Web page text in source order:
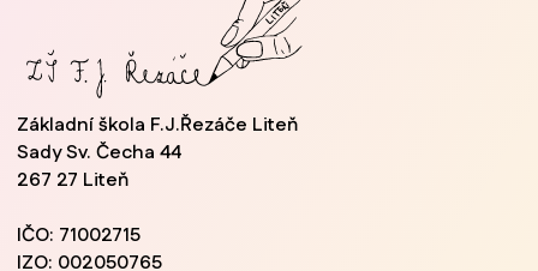
Základní škola F.J.Řezáče Liteň
Sady Sv. Čecha 44
267 27 Liteň
IČO: 71002715
IZO: 002050765